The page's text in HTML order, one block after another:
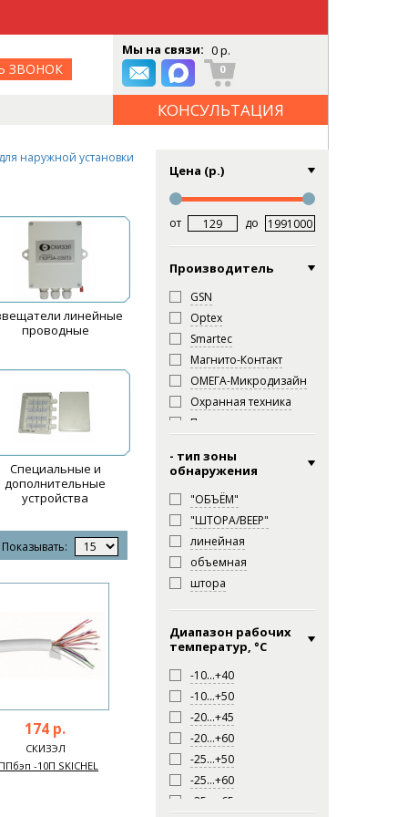
ЗВОНОК
Мы на связи: 0 р.
0
КОНСУЛЬТАЦИЯ
Цена (р.)
от до
Производитель
GSN
Optex
Smartec
Магнито-Контакт
ОМЕГА-Микродизайн
Охранная техника
Полисервис
СКИЗЭЛ
ЮМИРС
- тип зоны
обнаружения
"ОБЪЁМ"
"ШТОРА/ВЕЕР"
линейная
объемная
штора
Диапазон рабочих
температур, °С
-10…+40
-10…+50
-20…+45
-20…+60
-25…+50
-25…+60
-25…+65
наружной установки
линейные
проводные
Специальные и
дополнительные
устройства
Показывать:
174 р.
СКИЗЭЛ
-10П SKICHEL